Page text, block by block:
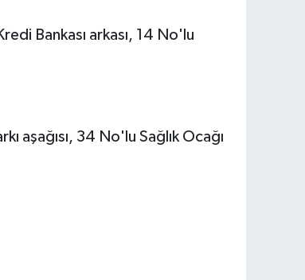
Bankası arkası, 14 No'lu
aşağısı, 34 No'lu Sağlık Ocağı